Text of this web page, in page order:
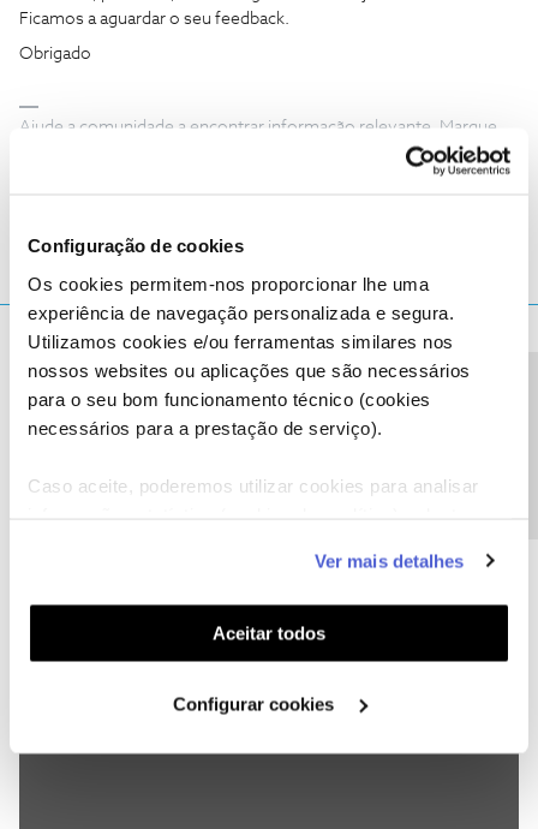
Configuração de cookies
Os cookies permitem-nos proporcionar lhe uma
experiência de navegação personalizada e segura.
Utilizamos cookies e/ou ferramentas similares nos
nossos websites ou aplicações que são necessários
para o seu bom funcionamento técnico (cookies
necessários para a prestação de serviço).
Caso aceite, poderemos utilizar cookies para analisar
funcionalidades (cookies de personalização e
funcionalidade) e adaptar anúncios aos seus interesses
(cookies de publicidade personalizada). Pode gerir a
utilização dos cookies clicando em "Configurar
Ver mais detalhes
Aceitar todos
Configurar cookies
Ficamos a aguardar o seu feedback.
Obrigado
Ajude a comunidade a encontrar informação relevante. Marque
como "Melhor Resposta" e faça "Like" nos melhores comentários.
Jorge C Forum|Forum|3 years ago
O moderador facultou uma opção mais rápida ao sugerir que use
USSD ligando *111#
Deverá obter um resultado semelhante a este.